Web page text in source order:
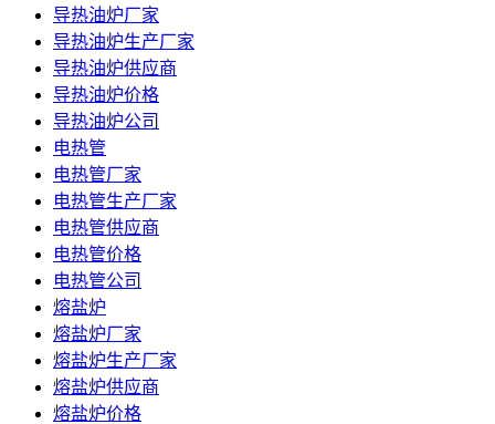
导热油炉厂家
导热油炉生产厂家
导热油炉供应商
导热油炉价格
导热油炉公司
电热管
电热管厂家
电热管生产厂家
电热管供应商
电热管价格
电热管公司
熔盐炉
熔盐炉厂家
熔盐炉生产厂家
熔盐炉供应商
熔盐炉价格